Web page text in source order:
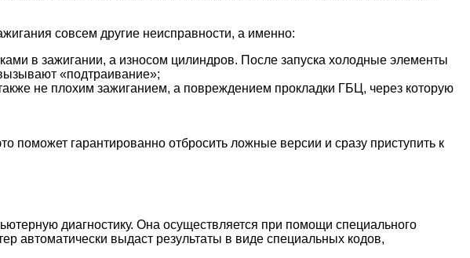
совсем другие неисправности, а именно:
в зажигании, а износом цилиндров. После запуска холодные элементы
«подтраивание»;
не плохим зажиганием, а повреждением прокладки ГБЦ, через которую
поможет гарантированно отбросить ложные версии и сразу приступить к
диагностику. Она осуществляется при помощи специального
автоматически выдаст результаты в виде специальных кодов,